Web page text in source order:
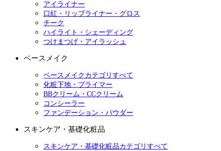
アイライナー
口紅・リップライナー・グロス
チーク
ハイライト・シェーディング
つけまつげ・アイラッシュ
ベースメイク
ベースメイクカテゴリすべて
化粧下地・プライマー
BBクリーム・CCクリーム
コンシーラー
ファンデーション・パウダー
スキンケア・基礎化粧品
スキンケア・基礎化粧品カテゴリすべて